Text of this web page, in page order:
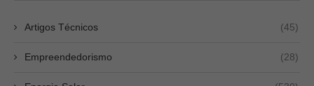
Artigos Técnicos (45)
Empreendedorismo (28)